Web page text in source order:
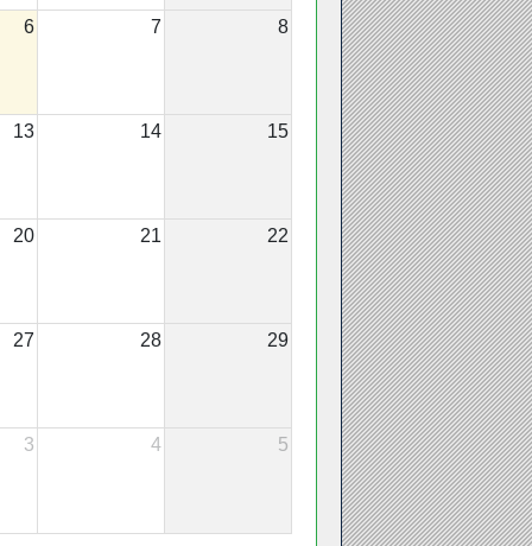
6 7 8
13 14 15
20 21 22
27 28 29
3 4 5